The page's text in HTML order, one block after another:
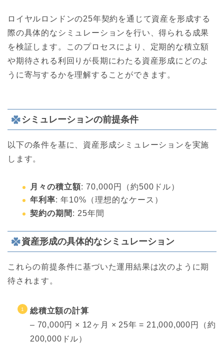
ロイヤルロンドンの25年契約を通じて資産を形成する
際の具体的なシミュレーションを行い、得られる成果
を検証します。このプロセスにより、定期的な積立額
や期待される利回りが長期にわたる資産形成にどのよ
うに寄与するかを理解することができます。
シミュレーションの前提条件
以下の条件を基に、資産形成シミュレーションを実施
します。
月々の積立額: 70,000円（約500ドル）
年利率: 年10%（理想的なケース）
契約の期間 : 25年間
資産形成の具体的なシミュレーション
これらの前提条件に基づいた運用結果は次のように期
待されます。
総積立額の計算
– 70,000円 × 12ヶ月 × 25年 = 21,000,000円（約
200,000ドル）